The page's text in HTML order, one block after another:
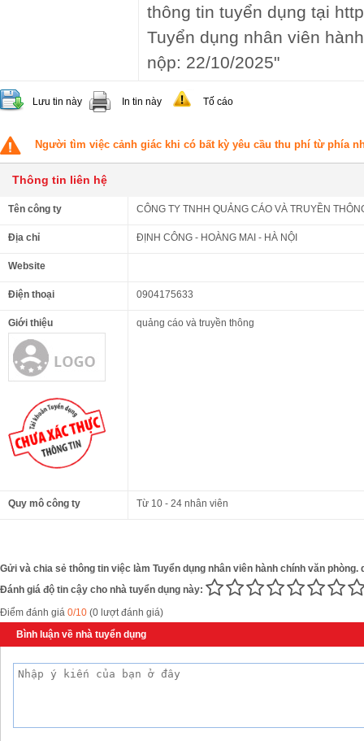
thông tin tuyển dụng tại
Tuyển dụng nhân viên
nộp: 22/10/2025"
Lưu tin này In tin này Tố cáo
Người tìm việc cảnh giác khi có bất kỳ yêu cầu thu phí từ phía
Thông tin liên hệ
Tên công ty CÔNG TY TNHH QUẢNG CÁO VÀ TRUYỀN
Địa chỉ ĐỊNH CÔNG - HOÀNG MAI - HÀ NỘI
Website
Điện thoại 0904175633
Giới thiệu quảng cáo và truyền thông
Quy mô công ty Từ 10 - 24 nhân viên
Gửi và chia sẻ thông tin việc làm Tuyển dụng nhân viên hành chính văn phòng.
Đánh giá độ tin cậy cho nhà tuyển dụng này:
Điểm đánh giá 0/10 (0 lượt đánh giá)
Bình luận về nhà tuyển dụng